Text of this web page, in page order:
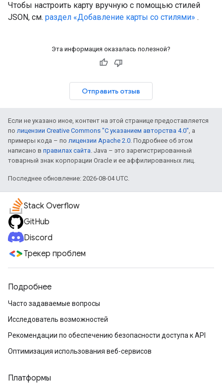
Чтобы настроить карту вручную с помощью стилей
JSON, см. раздел «Добавление карты со стилями» .
Эта информация оказалась полезной?
Отправить отзыв
Если не указано иное, контент на этой странице предоставляется
по лицензии Creative Commons "С указанием авторства 4.0", а
примеры кода – по лицензии Apache 2.0. Подробнее об этом
написано в правилах сайта. Java – это зарегистрированный
товарный знак корпорации Oracle и ее аффилированных лиц.
Последнее обновление: 2026-08-04 UTC.
Stack Overflow
GitHub
Discord
Трекер проблем
Подробнее
Часто задаваемые вопросы
Исследователь возможностей
Рекомендации по обеспечению безопасности доступа к API
Оптимизация использования веб-сервисов
Платформы